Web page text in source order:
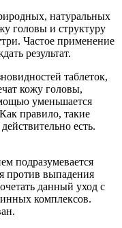
натуральных
головы и структуру
Частое применение
результат.
таблеток,
кожу головы,
уменьшается
правило, такие
есть.
подразумевается
против выпадения
данный уход с
комплексов.